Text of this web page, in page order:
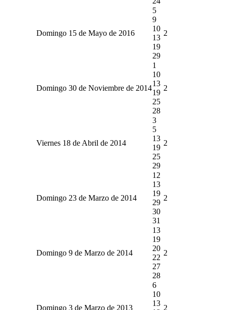
Domingo 15 de Mayo de 2016
5
9
10
13
19
29
2
Domingo 30 de Noviembre de 2014
1
10
13
19
25
28
2
Viernes 18 de Abril de 2014
3
5
13
19
25
29
2
Domingo 23 de Marzo de 2014
12
13
19
29
30
31
2
Domingo 9 de Marzo de 2014
13
19
20
22
27
28
2
Domingo 3 de Marzo de 2013
6
10
13
2